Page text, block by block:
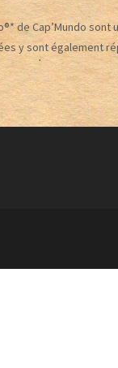
de Cap’Mundo
y sont également